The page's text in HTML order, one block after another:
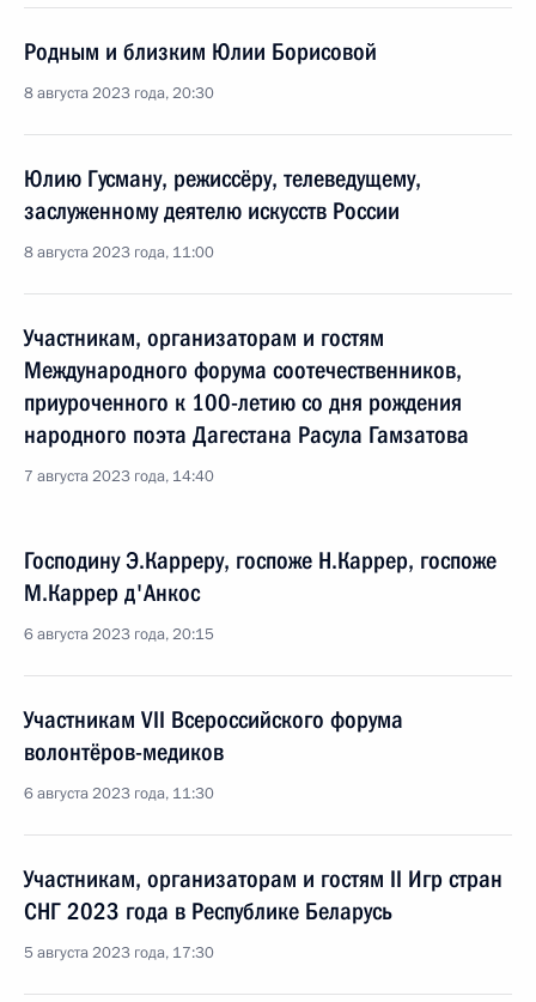
Родным и близким Юлии Борисовой
8 августа 2023 года, 20:30
Юлию Гусману, режиссёру, телеведущему,
заслуженному деятелю искусств России
8 августа 2023 года, 11:00
Участникам, организаторам и гостям
Международного форума соотечественников,
приуроченного к 100-летию со дня рождения
народного поэта Дагестана Расула Гамзатова
7 августа 2023 года, 14:40
Господину Э.Карреру, госпоже Н.Каррер, госпоже
М.Каррер д'Анкос
6 августа 2023 года, 20:15
Участникам VII Всероссийского форума
волонтёров-медиков
6 августа 2023 года, 11:30
Участникам, организаторам и гостям II Игр стран
СНГ 2023 года в Республике Беларусь
5 августа 2023 года, 17:30